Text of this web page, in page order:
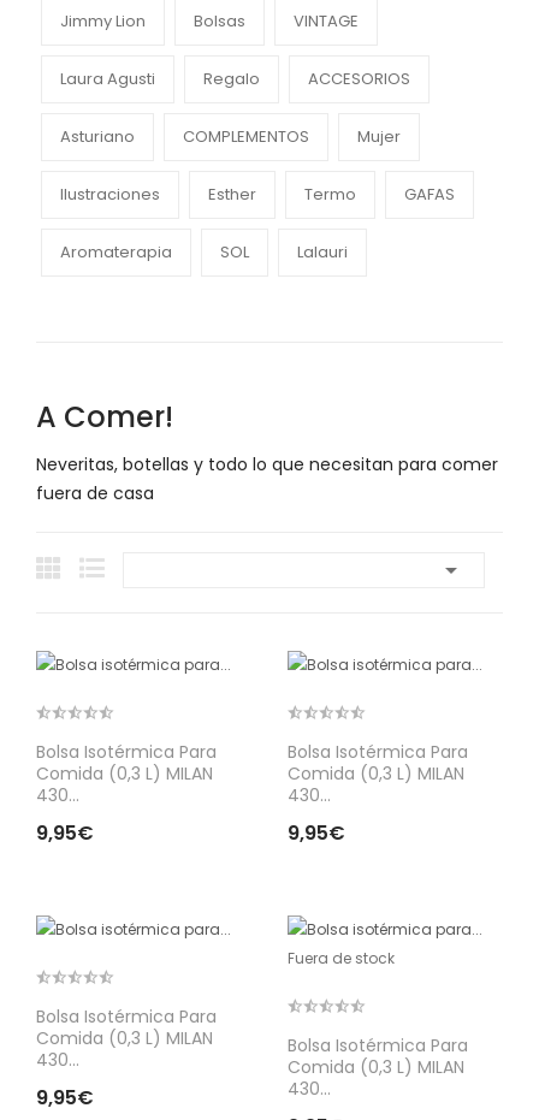
Jimmy Lion Bolsas VINTAGE
Laura Agusti Regalo ACCESORIOS
Asturiano COMPLEMENTOS Mujer
Ilustraciones Esther Termo GAFAS
Aromaterapia SOL Lalauri
A Comer!
Neveritas, botellas y todo lo que necesitan para comer
fuera de casa

Bolsa Isotérmica Para
Comida (0,3 L) MILAN
430...
9,95€
Bolsa Isotérmica Para
Comida (0,3 L) MILAN
430...
9,95€
Bolsa Isotérmica Para
Comida (0,3 L) MILAN
430...
9,95€
Fuera de stock
Bolsa Isotérmica Para
Comida (0,3 L) MILAN
430...